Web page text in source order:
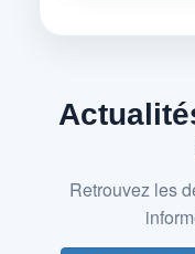
Retrouvez les